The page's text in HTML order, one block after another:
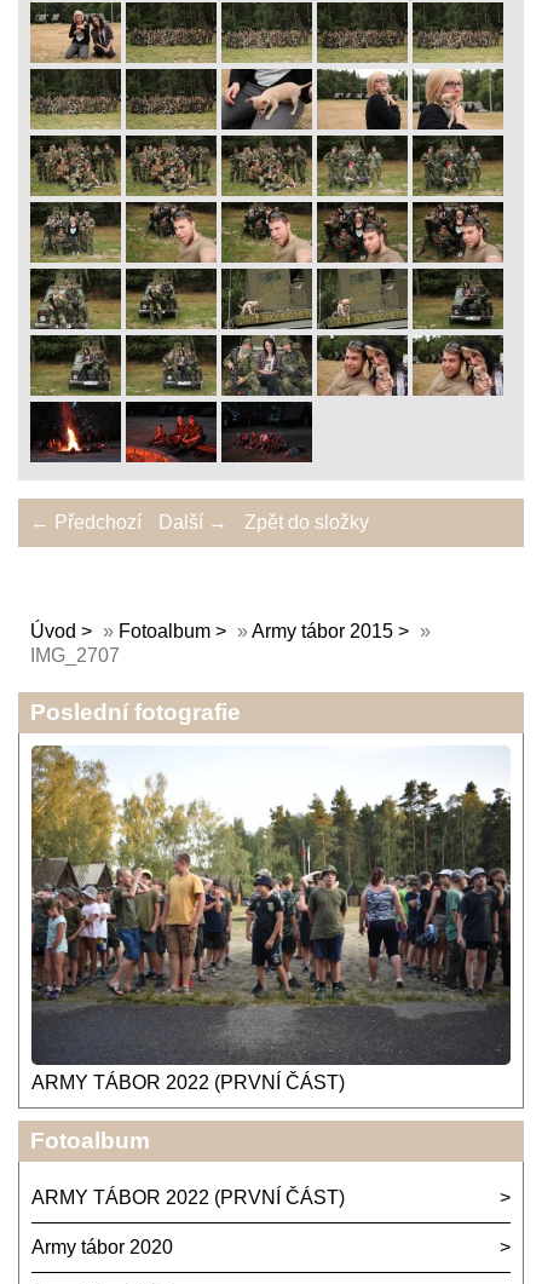
← Předchozí Další → Zpět do složky
Úvod » Fotoalbum »Army tábor 2015
»
IMG_2707
Poslední fotografie
ARMY TÁBOR 2022 (PRVNÍ ČÁST)
Fotoalbum
ARMY TÁBOR 2022 (PRVNÍ ČÁST)
Army tábor 2020